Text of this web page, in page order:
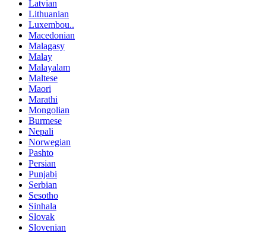
Latvian
Lithuanian
Luxembou..
Macedonian
Malagasy
Malay
Malayalam
Maltese
Maori
Marathi
Mongolian
Burmese
Nepali
Norwegian
Pashto
Persian
Punjabi
Serbian
Sesotho
Sinhala
Slovak
Slovenian